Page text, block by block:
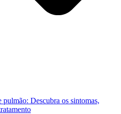
pulmão: Descubra os sintomas,